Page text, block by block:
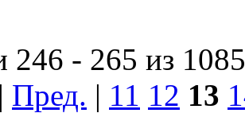
246 - 265 из 1085
| Пред. | 11 12 13